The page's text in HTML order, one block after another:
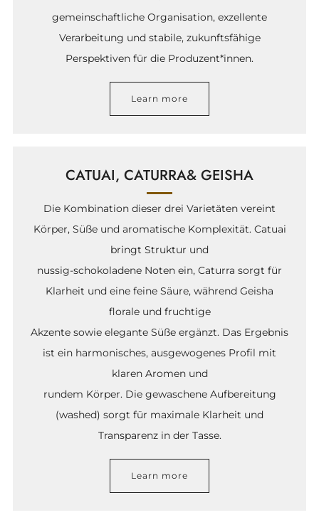
gemeinschaftliche Organisation, exzellente
Verarbeitung und stabile, zukunftsfähige
Perspektiven für die Produzent*innen.
Learn more
CATUAI, CATURRA& GEISHA
Die Kombination dieser drei Varietäten vereint
Körper, Süße und aromatische Komplexität. Catuai
bringt Struktur und
nussig-schokoladene Noten ein, Caturra sorgt für
Klarheit und eine feine Säure, während Geisha
florale und fruchtige
Akzente sowie elegante Süße ergänzt. Das Ergebnis
ist ein harmonisches, ausgewogenes Profil mit
klaren Aromen und
rundem Körper. Die gewaschene Aufbereitung
(washed) sorgt für maximale Klarheit und
Transparenz in der Tasse.
Learn more